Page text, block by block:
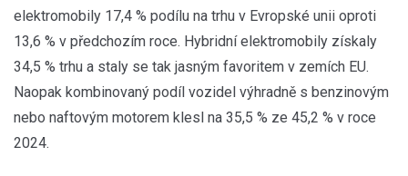
elektromobily 17,4 % podílu na trhu v Evropské unii oproti
13,6 % v předchozím roce. Hybridní elektromobily získaly
34,5 % trhu a staly se tak jasným favoritem v zemích EU.
Naopak kombinovaný podíl vozidel výhradně s benzinovým
nebo naftovým motorem klesl na 35,5 % ze 45,2 % v roce
2024.